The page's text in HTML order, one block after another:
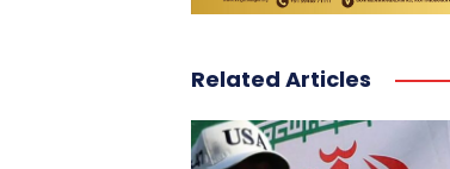
Related Articles